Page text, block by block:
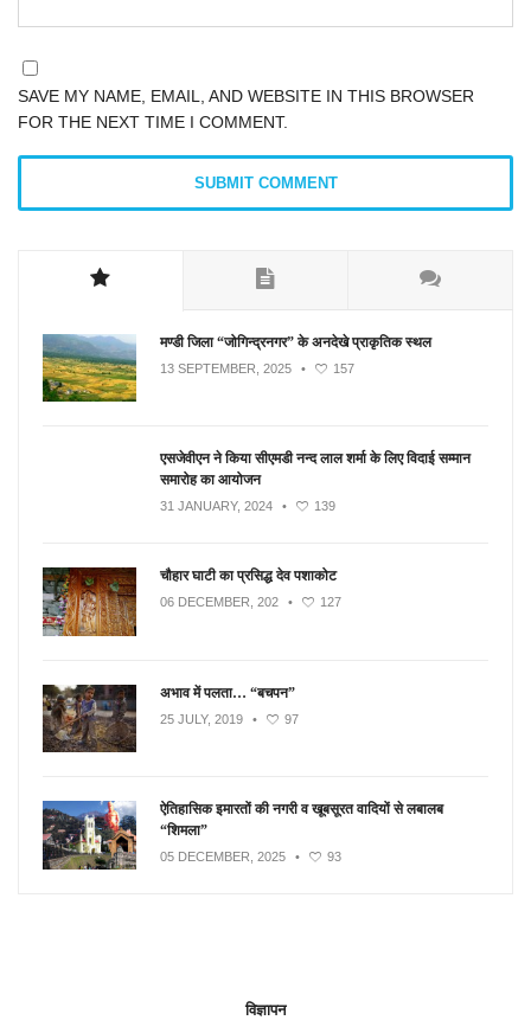
SAVE MY NAME, EMAIL, AND WEBSITE IN THIS BROWSER
FOR THE NEXT TIME I COMMENT.
मण्डी जिला “जोगिन्द्रनगर” के अनदेखे प्राकृतिक स्थल
13 SEPTEMBER, 2025 • 157
एसजेवीएन ने किया सीएमडी नन्‍द लाल शर्मा के लिए विदाई सम्मान
समारोह का आयोजन
31 JANUARY, 2024 • 139
चौहार घाटी का प्रसिद्ध देव पशाकोट
06 DECEMBER, 202 • 127
अभाव में पलता… “बचपन”
25 JULY, 2019 • 97
ऐतिहासिक इमारतों की नगरी व खूबसूरत वादियों से लबालब
“शिमला”
05 DECEMBER, 2025 • 93
विज्ञापन